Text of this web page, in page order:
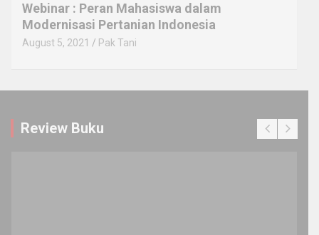
Webinar : Peran Mahasiswa dalam
Modernisasi Pertanian Indonesia
August 5, 2021 Pak Tani
Review Buku